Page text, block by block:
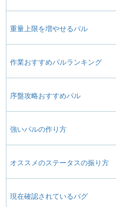
重量上限を増やせるパル
作業おすすめパルランキング
序盤攻略おすすめパル
強いパルの作り方
オススメのステータスの振り方
現在確認されているバグ